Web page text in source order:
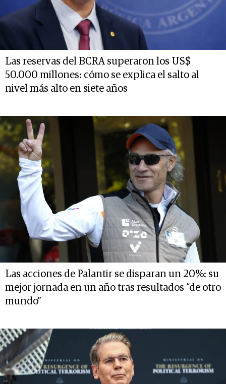
Las reservas del BCRA superaron los US$
50.000 millones: cómo se explica el salto al
nivel más alto en siete años
Las acciones de Palantir se disparan un 20%: su
mejor jornada en un año tras resultados “de otro
mundo”